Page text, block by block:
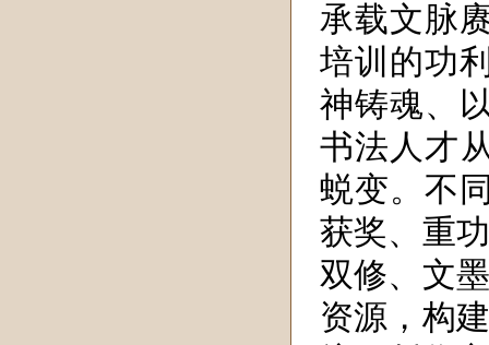
承载文脉
培训的功
神铸魂、
书法人才
蜕变。不
获奖、重
双修、文
资源，构